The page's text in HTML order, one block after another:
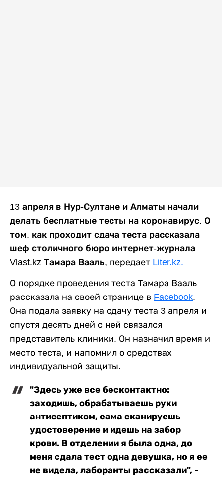
13 апреля в Нур-Султане и Алматы начали
делать бесплатные тесты на коронавирус. О
том, как проходит сдача теста рассказала
шеф столичного бюро интернет-журнала
Vlast.kz Тамара Вааль, передает Liter.kz.
О порядке проведения теста Тамара Вааль
рассказала на своей странице в Facebook.
Она подала заявку на сдачу теста 3 апреля и
спустя десять дней с ней связался
представитель клиники. Он назначил время и
место теста, и напомнил о средствах
индивидуальной защиты.
"Здесь уже все бесконтактно:
заходишь, обрабатываешь руки
антисептиком, сама сканируешь
удостоверение и идешь на забор
крови. В отделении я была одна, до
меня сдала тест одна девушка, но я ее
не видела, лаборанты рассказали", -